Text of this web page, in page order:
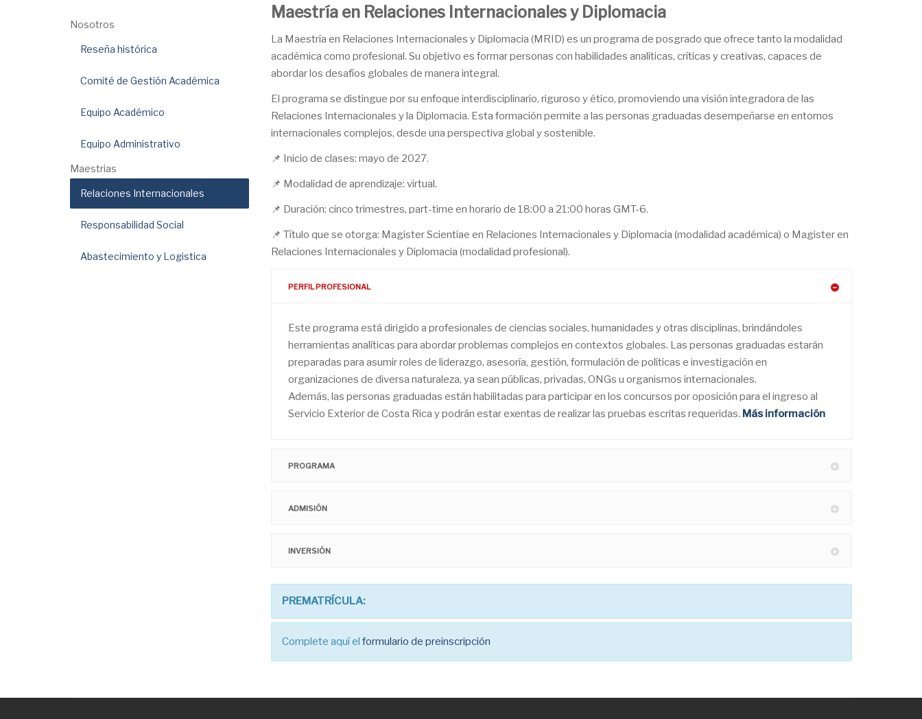
Maestría en Relaciones Internacionales y Diplomacia
La Maestría en Relaciones Internacionales y Diplomacia (MRID) es un programa de posgrado que ofrece tanto la modalidad
académica como profesional. Su objetivo es formar personas con habilidades analíticas, críticas y creativas, capaces de
abordar los desafíos globales de manera integral.
El programa se distingue por su enfoque interdisciplinario, riguroso y ético, promoviendo una visión integradora de las
Relaciones Internacionales y la Diplomacia. Esta formación permite a las personas graduadas desempeñarse en entornos
internacionales complejos, desde una perspectiva global y sostenible.
📌 Inicio de clases: mayo de 2027.
📌 Modalidad de aprendizaje: virtual.
📌 Duración: cinco trimestres, part-time en horario de 18:00 a 21:00 horas GMT-6.
📌 Título que se otorga: Magister Scientiae en Relaciones Internacionales y Diplomacia (modalidad académica) o Magister en
Relaciones Internacionales y Diplomacia (modalidad profesional).
PERFIL PROFESIONAL
Este programa está dirigido a profesionales de ciencias sociales, humanidades y otras disciplinas, brindándoles
herramientas analíticas para abordar problemas complejos en contextos globales. Las personas graduadas estarán
preparadas para asumir roles de liderazgo, asesoría, gestión, formulación de políticas e investigación en
organizaciones de diversa naturaleza, ya sean públicas, privadas, ONGs u organismos internacionales.
Además, las personas graduadas están habilitadas para participar en los concursos por oposición para el ingreso al
Servicio Exterior de Costa Rica y podrán estar exentas de realizar las pruebas escritas requeridas. Más información
PROGRAMA
ADMISIÓN
INVERSIÓN
PREMATRÍCULA:
Complete aquí el formulario de preinscripción
Nosotros
Reseña histórica
Comité de Gestión Académica
Equipo Académico
Equipo Administrativo
Maestrias
Relaciones Internacionales
Responsabilidad Social
Abastecimiento y Logistica